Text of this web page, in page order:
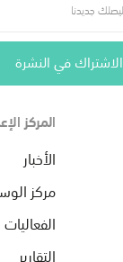
الاشتراك في النشرة
المركز
الأخبار
مركز
الفعاليات
التقارير